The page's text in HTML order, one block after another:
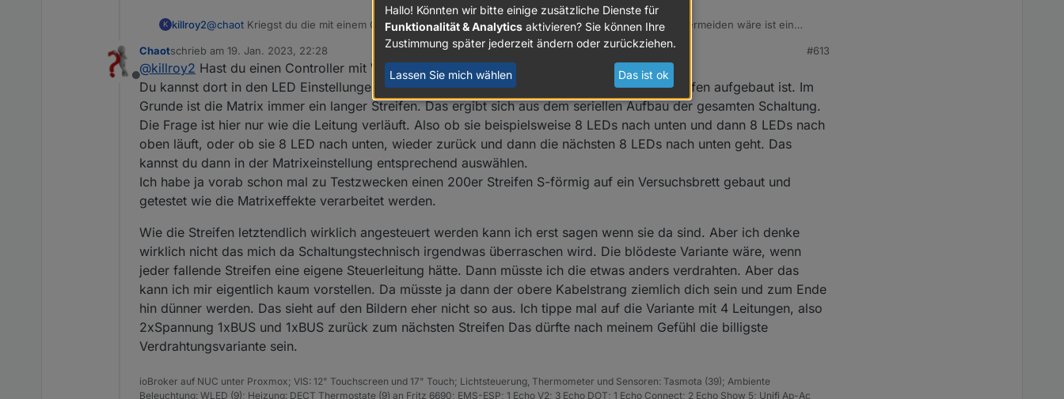
warn State attribute definition missing for : c2x with value :
wled.0
2023-01-17 21:02:53.856 warn State attribute definition missing for : c1x with value :
wled.0
2023-01-17 21:02:53.784 warn State attribute definition missing for : rot2D with value : true
wled.0
2023-01-17 21:02:53.737 warn State attribute definition missing for : rev2D with value :
wled.0
wled.0
2023-01-17 21:02:53.687 warn State attribute definition missing for : c2x with value : 0
2023-01-17 21:02:53.682 warn State attribute definition missing for : c1x with value : 0
wled.0
K killroy2@chaot Kriegst du die mit einem Controller auf dem das offene Wled läuft angesteuert? Was zu vermeiden wäre ist ein
geschlossenes System mit verwanzter App.
Woher weiss die WLed Applikation über die Geometrie von deinem Konstrukt wenn es technisch ein langer Streifen ist?
Offline
Chaotschrieb am 19. Jan. 2023, 22:28
zuletzt editiert von
#613
@killroy2 Hast du einen Controller mit WLED laufen?
Du kannst dort in den LED Einstellungen bei der Auswahl der Matrix bestimmen wie der Streifen aufgebaut ist. Im
Grunde ist die Matrix immer ein langer Streifen. Das ergibt sich aus dem seriellen Aufbau der gesamten Schaltung.
Die Frage ist hier nur wie die Leitung verläuft. Also ob sie beispielsweise 8 LEDs nach unten und dann 8 LEDs nach
oben läuft, oder ob sie 8 LED nach unten, wieder zurück und dann die nächsten 8 LEDs nach unten geht. Das
kannst du dann in der Matrixeinstellung entsprechend auswählen.
Ich habe ja vorab schon mal zu Testzwecken einen 200er Streifen S-förmig auf ein Versuchsbrett gebaut und
getestet wie die Matrixeffekte verarbeitet werden.
Wie die Streifen letztendlich wirklich angesteuert werden kann ich erst sagen wenn sie da sind. Aber ich denke
wirklich nicht das mich da Schaltungstechnisch irgendwas überraschen wird. Die blödeste Variante wäre, wenn
jeder fallende Streifen eine eigene Steuerleitung hätte. Dann müsste ich die etwas anders verdrahten. Aber das
kann ich mir eigentlich kaum vorstellen. Da müsste ja dann der obere Kabelstrang ziemlich dich sein und zum Ende
hin dünner werden. Das sieht auf den Bildern eher nicht so aus. Ich tippe mal auf die Variante mit 4 Leitungen, also
2xSpannung 1xBUS und 1xBUS zurück zum nächsten Streifen Das dürfte nach meinem Gefühl die billigste
Verdrahtungsvariante sein.
ioBroker auf NUC unter Proxmox; VIS: 12" Touchscreen und 17" Touch; Lichtsteuerung, Thermometer und Sensoren: Tasmota (39); Ambiente
Beleuchtung: WLED (9); Heizung: DECT Thermostate (9) an Fritz 6690; EMS-ESP; 1 Echo V2; 3 Echo DOT; 1 Echo Connect; 2 Echo Show 5; Unifi Ap-Ac
Hallo! Könnten wir bitte einige zusätzliche Dienste für
Funktionalität & Analytics aktivieren? Sie können Ihre
Zustimmung später jederzeit ändern oder zurückziehen.
Lassen Sie mich wählen Das ist ok